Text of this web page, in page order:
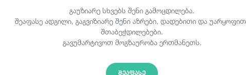
გაუზიარე სხვებს შენი გამოცდილება.
შეაფასე ადგილი, გაგვიზიარე შენი აზრები, დადებითი და
შთაბეჭდილებები.
გავუმარტივოთ მოგზაურობა ერთმანეთს.
ᲨᲔᲐᲤᲐᲡᲔ